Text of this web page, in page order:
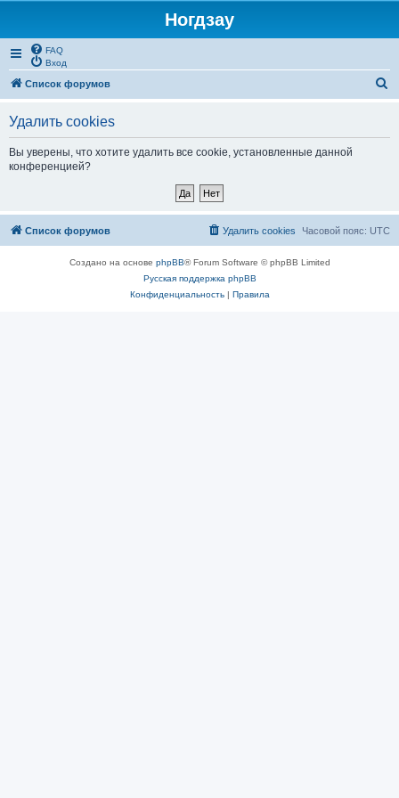
Ногдзау
FAQ
Вход
Список форумов
Удалить cookies
Вы уверены, что хотите удалить все cookie, установленные данной
конференцией?
Список форумов Часовой пояс: UTC
Удалить cookies
Создано на основе phpBB® Forum Software © phpBB Limited
Русская поддержка phpBB
Конфиденциальность| Правила